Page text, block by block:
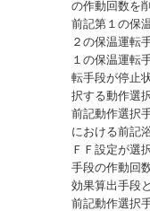
の作動回数を
前記第１の保
２の保温運転
１の保温運転
転手段が停止
択する動作選
前記動作選択
における前記
ＦＦ設定が選
手段の作動回
効果算出手段と
前記動作選択